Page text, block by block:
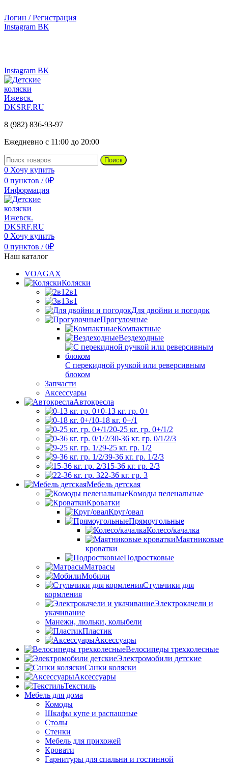
Логин / Регистрация
Instagram ВК
Instagram ВК
8 (982) 836-93-97
Ежедневно с 11:00 до 20:00
Поиск
0 Хочу купить
0 пунктов / 0₽
Информация
0 Хочу купить
0 пунктов / 0₽
Наш каталог
VOAGAX
Коляски
2в1
3в1
Для двойни и погодок
Прогулочные
Компактные
Вездеходные
С перекидной ручкой или реверсивным
блоком
Запчасти
Аксессуары
Автокресла
0-13 кг. гр. 0+
0-18 кг. 0+/1
0-25 кг. гр. 0+/1/2
0-36 кг. гр. 0/1/2/3
9-25 кг. гр. 1/2
9-36 кг. гр. 1/2/3
15-36 кг. гр. 2/3
22-36 кг. гр. 3
Мебель детская
Комоды пеленальные
Кроватки
Круг/овал
Прямоугольные
Колесо/качалка
Маятниковые
кроватки
Подростковые
Матрасы
Мобили
Стульчики для
кормления
Электрокачели и
укачивание
Манежи, люльки, колыбели
Пластик
Аксессуары
Велосипеды трехколесные
Электромобили детские
Санки коляски
Аксессуары
Текстиль
Мебель для дома
Комоды
Шкафы купе и распашные
Столы
Стенки
Мебель для прихожей
Кровати
Гарнитуры для спальни и гостинной